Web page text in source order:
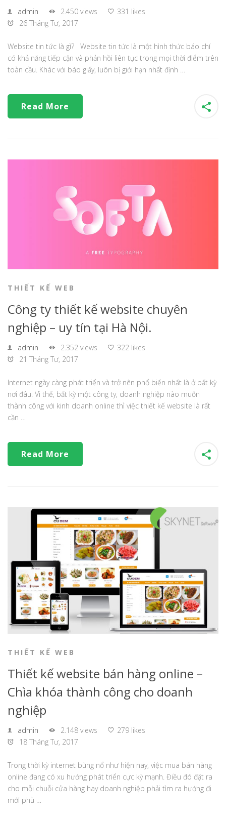
admin 2.450 views
331 likes
26 Tháng Tư, 2017
Website tin tức là gì? Website tin tức là một hình thức báo chí
có khả năng tiếp cận và phản hồi liên tục trong mọi thời điểm trên
toàn cầu. Khác với báo giấy, luôn bị giới hạn nhất định …
Read More
THIẾT KẾ WEB
Công ty thiết kế website chuyên
nghiệp – uy tín tại Hà Nội.
admin 2.352 views
322 likes
21 Tháng Tư, 2017
Internet ngày càng phát triển và trở nên phổ biến nhất là ở bất kỳ
nơi đâu. Vì thế, bất kỳ một công ty, doanh nghiệp nào muốn
thành công với kinh doanh online thì việc thiết kế website là rất
cần …
Read More
THIẾT KẾ WEB
Thiết kế website bán hàng online –
Chìa khóa thành công cho doanh
nghiệp
admin 2.148 views
279 likes
18 Tháng Tư, 2017
Trong thời kỳ internet bùng nổ như hiện nay, việc mua bán hàng
online đang có xu hướng phát triển cực kỳ mạnh. Điều đó đặt ra
cho mỗi chuỗi cửa hàng hay doanh nghiệp phải tìm ra hướng đi
mới phù …